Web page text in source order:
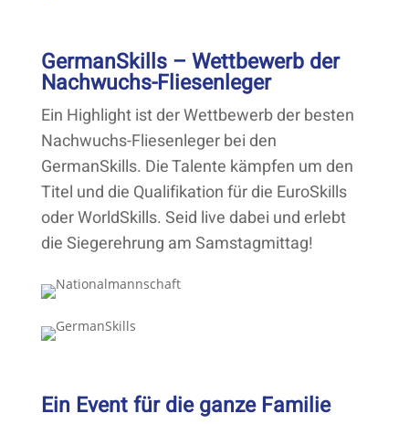
GermanSkills – Wettbewerb der
Nachwuchs-Fliesenleger
Ein Highlight ist der Wettbewerb der besten
Nachwuchs-Fliesenleger bei den
GermanSkills. Die Talente kämpfen um den
Titel und die Qualifikation für die EuroSkills
oder WorldSkills. Seid live dabei und erlebt
die Siegerehrung am Samstagmittag!
Ein Event für die ganze Familie